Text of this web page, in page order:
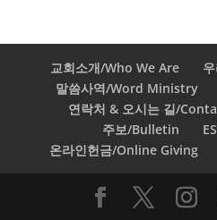
교회소개/Who We Are
말씀사역/Word Ministry
연락처 & 오시는 길/
주보/Bulletin
온라인헌금/Online Giving